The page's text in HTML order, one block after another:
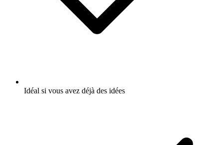
Idéal si vous avez déjà des idées